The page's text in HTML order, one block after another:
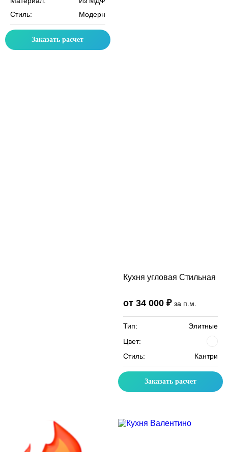
Стиль:
Модерн
Заказать расчет
Кухня угловая Стильная
от 34 000 ₽ за п.м.
Тип:
Элитные
Цвет:
Стиль:
Кантри
Заказать расчет